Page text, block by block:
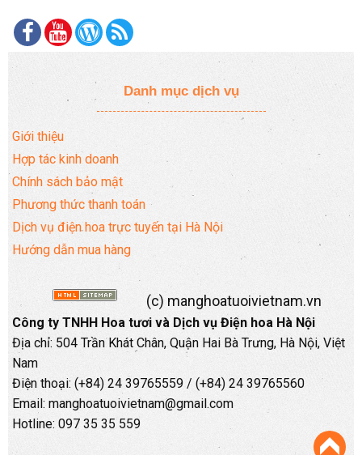
Danh mục dịch vụ
Giới thiệu
Hợp tác kinh doanh
Chính sách bảo mật
Phương thức thanh toán
Dịch vụ điện hoa trực tuyến tại Hà Nội
Hướng dẫn mua hàng
(c) manghoatuoivietnam.vn
Công ty TNHH Hoa tươi và Dịch vụ Điện hoa Hà Nội
Địa chỉ: 504 Trần Khát Chân, Quận Hai Bà Trưng, Hà Nội, Việt
Nam
Điện thoại: (+84) 24 39765559 / (+84) 24 39765560
Email: manghoatuoivietnam@gmail.com
Hotline: 097 35 35 559